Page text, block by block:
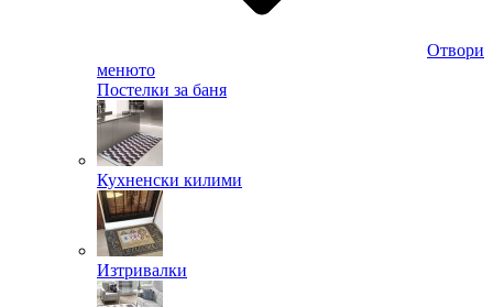
Отвори
менюто
Постелки за баня
Кухненски килими
Изтривалки